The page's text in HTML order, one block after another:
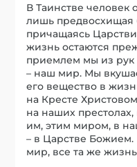
В Таинстве человек
лишь предвосхищая
причащаясь
жизнь остаются
приемлем мы из рук
– наш мир. Мы
его вещество в
на Кресте
на наших
им, этим миром, в
– в Царстве Божием.
мир, все та же